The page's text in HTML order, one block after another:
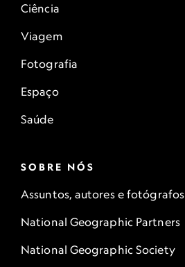
Ciência
Viagem
Fotografia
Espaço
Saúde
SOBRE NÓS
Assuntos, autores e fotógrafos
National Geographic Partners
National Geographic Society